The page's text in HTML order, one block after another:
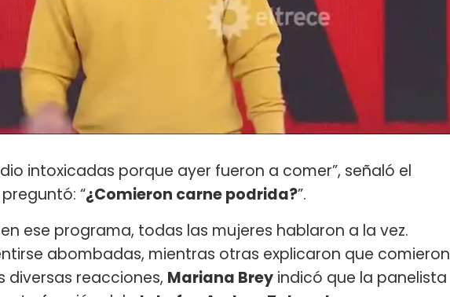
intoxicadas porque ayer fueron a comer”, señaló el
“¿Comieron carne podrida?”.
ese programa, todas las mujeres hablaron a la vez.
abombadas, mientras otras explicaron que comieron
diversas reacciones, Mariana Brey indicó que la panelista